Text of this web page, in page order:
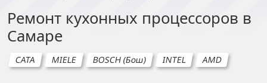
Ремонт кухонных процессоров в
Самаре
CATA MIELE BOSCH (Бош) INTEL AMD